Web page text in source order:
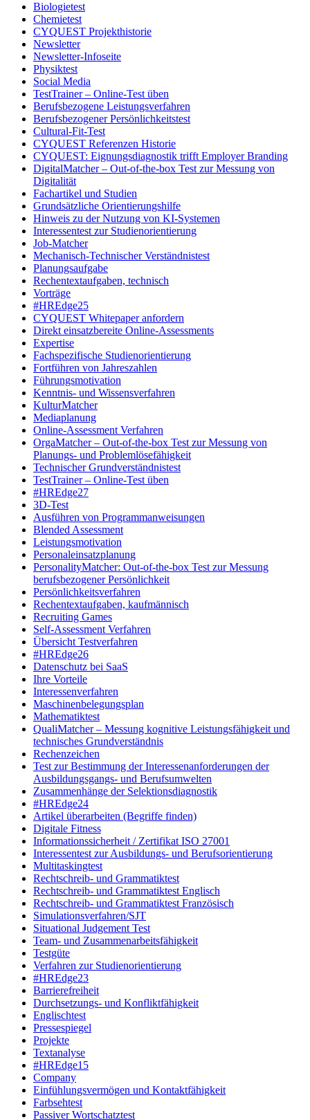
Biologietest
Chemietest
CYQUEST Projekthistorie
Newsletter
Newsletter-Infoseite
Physiktest
Social Media
TestTrainer – Online-Test üben
Berufsbezogene Leistungsverfahren
Berufsbezogener Persönlichkeitstest
Cultural-Fit-Test
CYQUEST Referenzen Historie
CYQUEST: Eignungsdiagnostik trifft Employer Branding
DigitalMatcher – Out-of-the-box Test zur Messung von
Digitalität
Fachartikel und Studien
Grundsätzliche Orientierungshilfe
Hinweis zu der Nutzung von KI-Systemen
Interessentest zur Studienorientierung
Job-Matcher
Mechanisch-Technischer Verständnistest
Planungsaufgabe
Rechentextaufgaben, technisch
Vorträge
#HREdge25
CYQUEST Whitepaper anfordern
Direkt einsatzbereite Online-Assessments
Expertise
Fachspezifische Studienorientierung
Fortführen von Jahreszahlen
Führungsmotivation
Kenntnis- und Wissensverfahren
KulturMatcher
Mediaplanung
Online-Assessment Verfahren
OrgaMatcher – Out-of-the-box Test zur Messung von
Planungs- und Problemlösefähigkeit
Technischer Grundverständnistest
TestTrainer – Online-Test üben
#HREdge27
3D-Test
Ausführen von Programmanweisungen
Blended Assessment
Leistungsmotivation
Personaleinsatzplanung
PersonalityMatcher: Out-of-the-box Test zur Messung
berufsbezogener Persönlichkeit
Persönlichkeitsverfahren
Rechentextaufgaben, kaufmännisch
Recruiting Games
Self-Assessment Verfahren
Übersicht Testverfahren
#HREdge26
Datenschutz bei SaaS
Ihre Vorteile
Interessenverfahren
Maschinenbelegungsplan
Mathematiktest
QualiMatcher – Messung kognitive Leistungsfähigkeit und
technisches Grundverständnis
Rechenzeichen
Test zur Bestimmung der Interessenanforderungen der
Ausbildungsgangs- und Berufsumwelten
Zusammenhänge der Selektionsdiagnostik
#HREdge24
Artikel überarbeiten (Begriffe finden)
Digitale Fitness
Informationssicherheit / Zertifikat ISO 27001
Interessentest zur Ausbildungs- und Berufsorientierung
Multitaskingtest
Rechtschreib- und Grammatiktest
Rechtschreib- und Grammatiktest Englisch
Rechtschreib- und Grammatiktest Französisch
Simulationsverfahren/SJT
Situational Judgement Test
Team- und Zusammenarbeitsfähigkeit
Testgüte
Verfahren zur Studienorientierung
#HREdge23
Barrierefreiheit
Durchsetzungs- und Konfliktfähigkeit
Englischtest
Pressespiegel
Projekte
Textanalyse
#HREdge15
Company
Einfühlungsvermögen und Kontaktfähigkeit
Farbsehtest
Passiver Wortschatztest